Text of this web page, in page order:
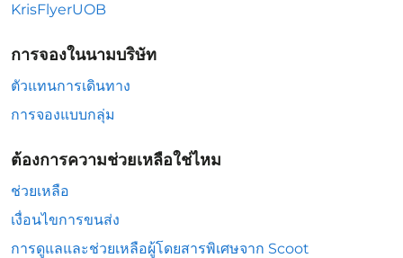
KrisFlyerUOB
การจองในนามบริษัท
ตัวแทนการเดินทาง
การจองแบบกลุ่ม
ต้องการความช่วยเหลือใช่ไหม
ช่วยเหลือ
เงื่อนไขการขนส่ง
การดูแลและช่วยเหลือผู้โดยสารพิเศษจาก Scoot